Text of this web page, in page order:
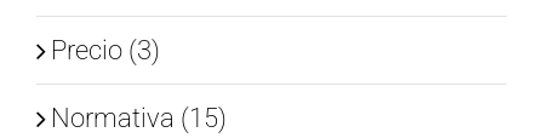
Precio (3)
Normativa (15)